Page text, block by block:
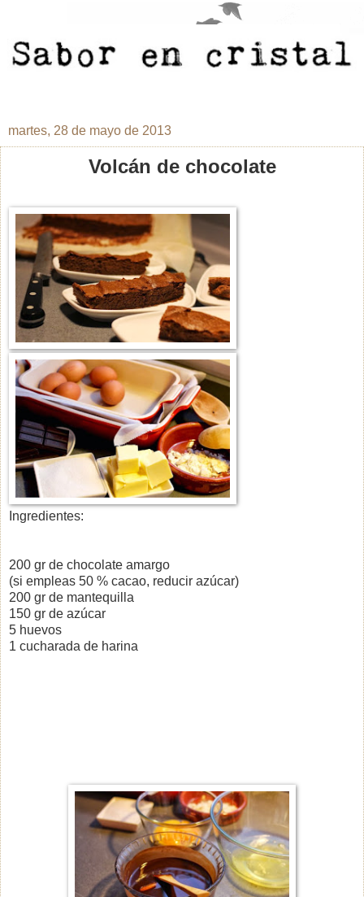
martes, 28 de mayo de 2013
Volcán de chocolate
Ingredientes:
200 gr de chocolate amargo
(si empleas 50 % cacao, reducir azúcar)
200 gr de mantequilla
150 gr de azúcar
5 huevos
1 cucharada de harina